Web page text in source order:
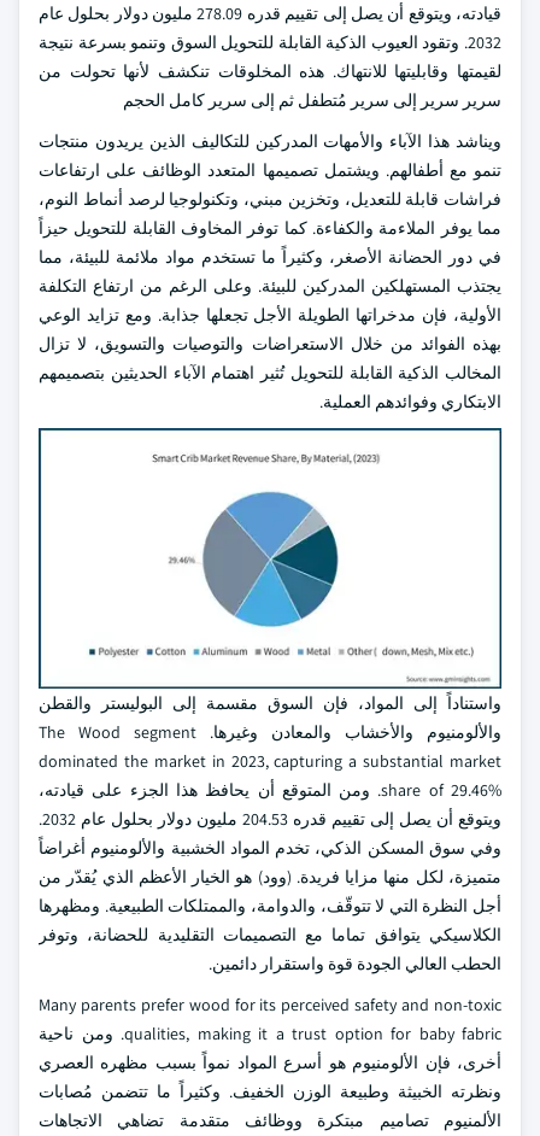
قيادته، ويتوقع أن يصل إلى تقييم قدره 278.09 مليون دولار بحلول عام
2032. وتقود العيوب الذكية القابلة للتحويل السوق وتنمو بسرعة نتيجة
لقيمتها وقابليتها للانتهاك. هذه المخلوقات تنكشف لأنها تحولت من
سرير سرير إلى سرير مُتطفل ثم إلى سرير كامل الحجم
ويناشد هذا الآباء والأمهات المدركين للتكاليف الذين يريدون منتجات
تنمو مع أطفالهم. ويشتمل تصميمها المتعدد الوظائف على ارتفاعات
فراشات قابلة للتعديل، وتخزين مبني، وتكنولوجيا لرصد أنماط النوم،
مما يوفر الملاءمة والكفاءة. كما توفر المخاوف القابلة للتحويل حيزاً
في دور الحضانة الأصغر، وكثيراً ما تستخدم مواد ملائمة للبيئة، مما
يجتذب المستهلكين المدركين للبيئة. وعلى الرغم من ارتفاع التكلفة
الأولية، فإن مدخراتها الطويلة الأجل تجعلها جذابة. ومع تزايد الوعي
بهذه الفوائد من خلال الاستعراضات والتوصيات والتسويق، لا تزال
المخالب الذكية القابلة للتحويل تُثير اهتمام الآباء الحديثين بتصميمهم
الابتكاري وفوائدهم العملية.
واستناداً إلى المواد، فإن السوق مقسمة إلى البوليستر والقطن
والألومنيوم والأخشاب والمعادن وغيرها. The Wood segment
dominated the market in 2023, capturing a substantial market
share of 29.46%. ومن المتوقع أن يحافظ هذا الجزء على قيادته،
ويتوقع أن يصل إلى تقييم قدره 204.53 مليون دولار بحلول عام 2032.
وفي سوق المسكن الذكي، تخدم المواد الخشبية والألومنيوم أغراضاً
متميزة، لكل منها مزايا فريدة. (وود) هو الخيار الأعظم الذي يُقدّر من
أجل النظرة التي لا تتوقّف، والدوامة، والممتلكات الطبيعية. ومظهرها
الكلاسيكي يتوافق تماما مع التصميمات التقليدية للحضانة، وتوفر
الحطب العالي الجودة قوة واستقرار دائمين.
Many parents prefer wood for its perceived safety and non-toxic
qualities, making it a trust option for baby fabric. ومن ناحية
أخرى، فإن الألومنيوم هو أسرع المواد نمواً بسبب مظهره العصري
ونظرته الخبيثة وطبيعة الوزن الخفيف. وكثيراً ما تتضمن مُصابات
الألمنيوم تصاميم مبتكرة ووظائف متقدمة تضاهي الاتجاهات